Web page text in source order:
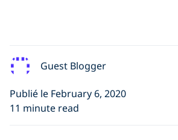
Guest Blogger
Publié le February 6, 2020
11 minute read